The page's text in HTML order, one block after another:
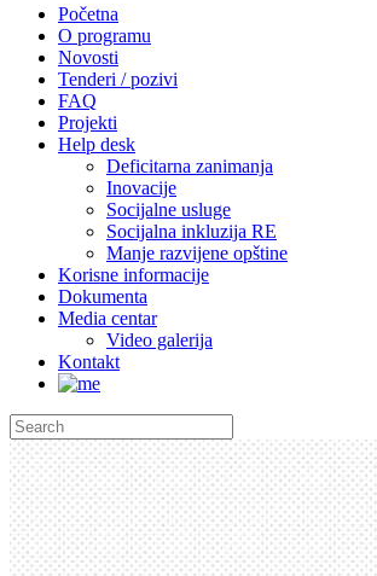
Početna
O programu
Novosti
Tenderi / pozivi
FAQ
Projekti
Help desk
Deficitarna zanimanja
Inovacije
Socijalne usluge
Socijalna inkluzija RE
Manje razvijene opštine
Korisne informacije
Dokumenta
Media centar
Video galerija
Kontakt